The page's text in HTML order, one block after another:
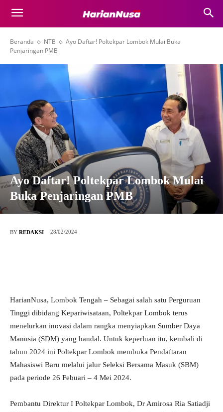
Beranda NTB
Ayo Daftar! Poltekpar Lombok Mulai Buka
Penjaringan PMB
Ayo Daftar! Poltekpar Lombok Mulai
Buka Penjaringan PMB
BY REDAKSI 28/02/2024
HarianNusa, Lombok Tengah – Sebagai salah satu Perguruan
Tinggi dibidang Kepariwisataan, Poltekpar Lombok terus
menelurkan inovasi dalam rangka menyiapkan Sumber Daya
Manusia (SDM) yang handal. Untuk keperluan itu, kembali di
tahun 2024 ini Poltekpar Lombok membuka Pendaftaran
Mahasiswi Baru melalui jalur Seleksi Bersama Masuk (SBM)
pada periode 26 Febuari – 4 Mei 2024.
Pembantu Direktur I Poltekpar Lombok, Dr Amirosa Ria Satiadji